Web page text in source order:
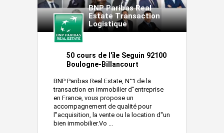
BNP Paribas Real
Estate Transaction
Logistique
50 cours de l'ïle Seguin 92100
Boulogne-Billancourt
BNP Paribas Real Estate, N°1 de la
transaction en immobilier d''entreprise
en France, vous propose un
accompagnement de qualité pour
l''acquisition, la vente ou la location d''un
bien immobilier.Vo ...